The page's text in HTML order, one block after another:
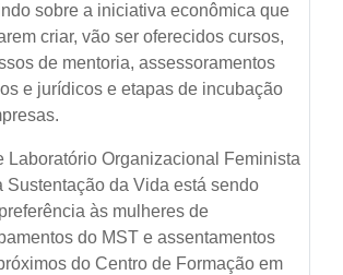
sobre a iniciativa econômica que
criar, vão ser oferecidos cursos,
de mentoria, assessoramentos
e jurídicos e etapas de incubação
Laboratório Organizacional Feminista
Sustentação da Vida está sendo
às mulheres de
do MST e assentamentos
do Centro de Formação em